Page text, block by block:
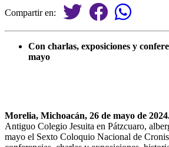
Compartir en:
Con charlas, exposiciones y
mayo
Morelia, Michoacán, 26 de mayo de
Antiguo Colegio Jesuita en Pátzcuaro,
mayo el Sexto Coloquio Nacional de